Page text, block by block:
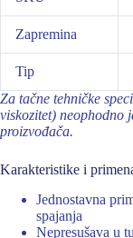
Zapremina
Tip
Za tačne tehničke
viskozitet) neophodno
proizvođača.
Karakteristike i
Jednostavna
spajanja
Nepresušava u